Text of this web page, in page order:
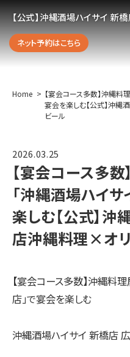
【公式】沖縄酒場ハイサイ 新
ネット予約はこちら
Home
【宴会コース多数】沖縄料
宴会を楽しむ【公式】沖
ビール
2026.03.25
【宴会コース多
「沖縄酒場ハイ
楽しむ【公式】
店沖縄料理×オ
【宴会コース多数】沖縄料
店」で宴会を楽しむ
沖縄酒場ハイサイ 新橋店